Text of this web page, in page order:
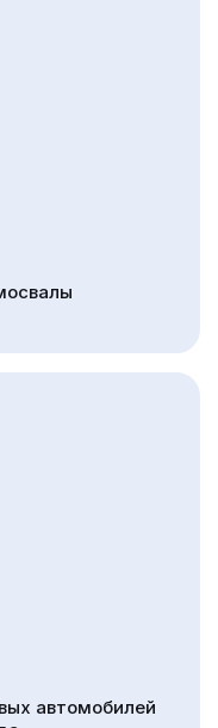
автомобилей